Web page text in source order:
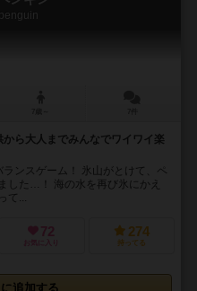
ら大人までみんなでワイワイ楽
ンスゲーム！ 氷山がとけて、ペ
した…！ 海の水を再び氷にかえ
...
72
お気に入り
274
持ってる
追加する